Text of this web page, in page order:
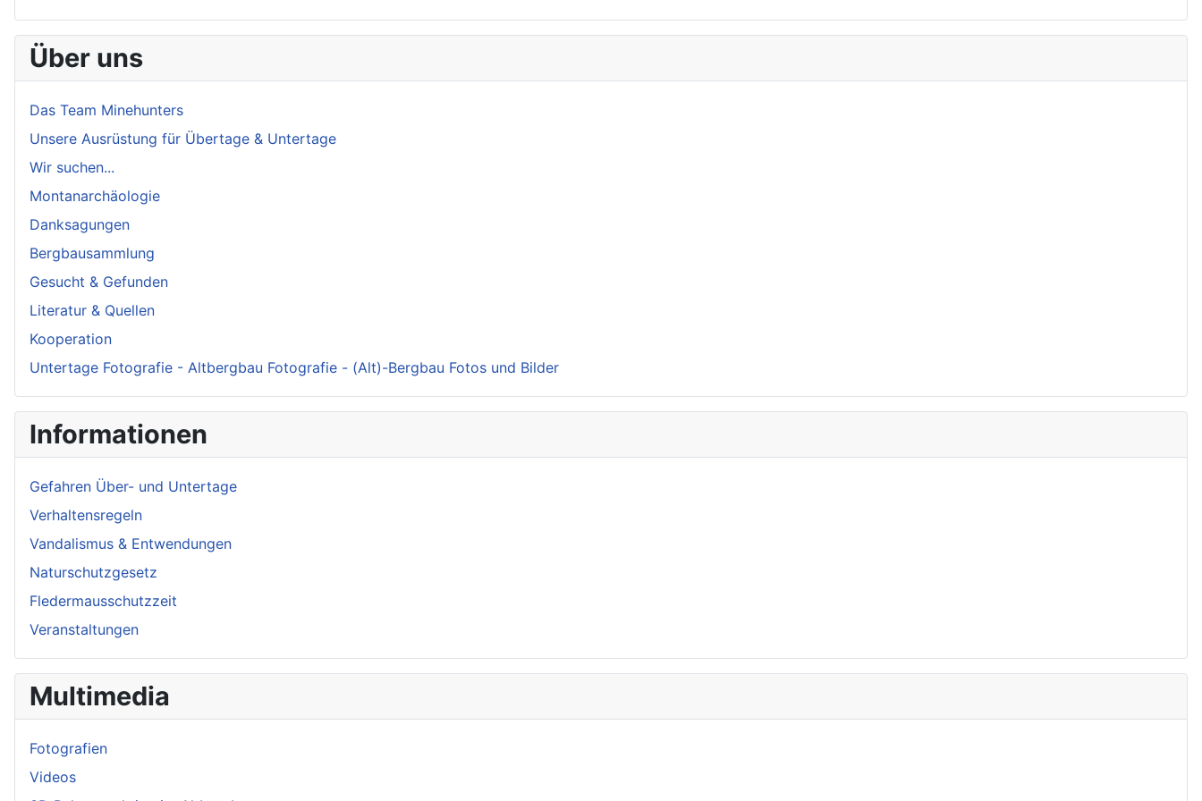
Über uns
Das Team Minehunters
Unsere Ausrüstung für Übertage & Untertage
Wir suchen...
Montanarchäologie
Danksagungen
Bergbausammlung
Gesucht & Gefunden
Literatur & Quellen
Kooperation
Untertage Fotografie - Altbergbau Fotografie - (Alt)-Bergbau Fotos und Bilder
Informationen
Gefahren Über- und Untertage
Verhaltensregeln
Vandalismus & Entwendungen
Naturschutzgesetz
Fledermausschutzzeit
Veranstaltungen
Multimedia
Fotografien
Videos